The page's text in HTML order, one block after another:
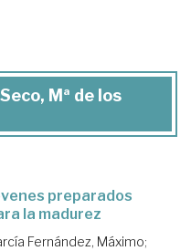
Mª de los
preparados
la madurez
Fernández, Máximo;